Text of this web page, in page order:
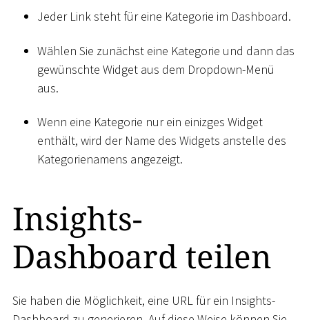
Jeder Link steht für eine Kategorie im Dashboard.
Wählen Sie zunächst eine Kategorie und dann das
gewünschte Widget aus dem Dropdown-Menü
aus.
Wenn eine Kategorie nur ein einizges Widget
enthält, wird der Name des Widgets anstelle des
Kategorienamens angezeigt.
Insights-
Dashboard teilen
Sie haben die Möglichkeit, eine URL für ein Insights-